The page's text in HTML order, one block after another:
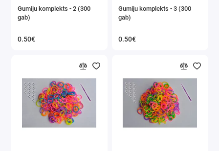
Gumiju komplekts - 2 (300
gab)
0.50€
Gumiju komplekts - 3 (300
gab)
0.50€